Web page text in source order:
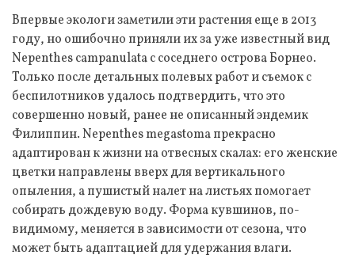
Впервые экологи заметили эти растения еще в 2013
году, но ошибочно приняли их за уже известный вид
Nepenthes campanulata с соседнего острова Борнео.
Только после детальных полевых работ и съемок с
беспилотников удалось подтвердить, что это
совершенно новый, ранее не описанный эндемик
Филиппин. Nepenthes megastoma прекрасно
адаптирован к жизни на отвесных скалах: его женские
цветки направлены вверх для вертикального
опыления, а пушистый налет на листьях помогает
собирать дождевую воду. Форма кувшинов, по-
видимому, меняется в зависимости от сезона, что
может быть адаптацией для удержания влаги.